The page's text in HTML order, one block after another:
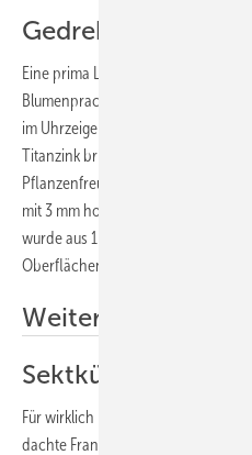
Gedrehter
Eine prima Lösung für
Blumenpracht fand Tobias Bach
im Uhrzeigersinn in sich gedrehter
Titanzink bringt das Grünzeug auf
Pflanzenfreund nicht mehr bücken
mit 3 mm hohen einfachen
wurde aus 1 mm dickem Zinkblech
Oberflächenbild entstand durch
Weitere
Sektkühler aus
Für wirklich kühlen Sekt braucht es
dachte Frank Wiloth aus